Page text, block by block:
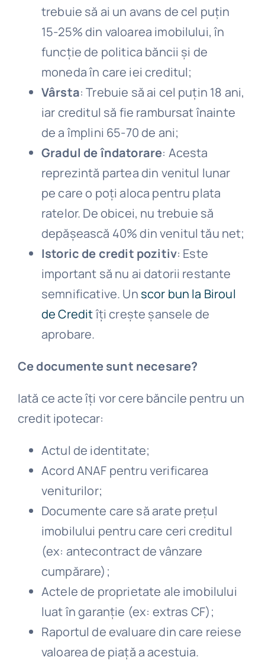
trebuie să ai un avans de cel puțin
15-25% din valoarea imobilului, în
funcție de politica băncii și de
moneda în care iei creditul;
Vârsta: Trebuie să ai cel puțin 18 ani,
iar creditul să fie rambursat înainte
de a împlini 65-70 de ani;
Gradul de îndatorare: Acesta
reprezintă partea din venitul lunar
pe care o poți aloca pentru plata
ratelor. De obicei, nu trebuie să
depășească 40% din venitul tău net;
Istoric de credit pozitiv: Este
important să nu ai datorii restante
semnificative. Un scor bun la Biroul
de Creditîți crește șansele de
aprobare.
Ce documente sunt necesare?
Iată ce acte îți vor cere băncile pentru un
credit ipotecar:
Actul de identitate;
Acord ANAF pentru verificarea
veniturilor;
Documente care să arate prețul
imobilului pentru care ceri creditul
(ex: antecontract de vânzare
cumpărare);
Actele de proprietate ale imobilului
luat în garanție (ex: extras CF);
Raportul de evaluare din care reiese
valoarea de piață a acestuia.